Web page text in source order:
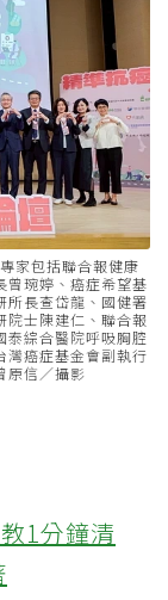
家包括聯合報健康
曾琬婷、癌症希望基
所長查岱龍、國健署
院士陳建仁、聯合報
泰綜合醫院呼吸胸腔
灣癌症基金會副執行
原信／攝影
1分鐘清